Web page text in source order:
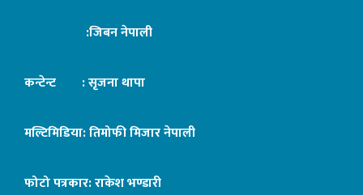
:जिबन नेपाली
कन्टेन्ट : सृजना थापा
मल्टिमिडिया: तिमोफी मिजार नेपाली
फोटो पत्रकार: राकेश भण्डारी